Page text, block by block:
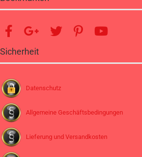
Sicherheit
Datenschutz
Allgemeine Geschäftsbedingungen
Lieferung und Versandkosten